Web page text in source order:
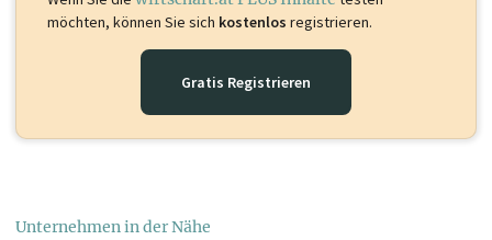
möchten, können Sie sich kostenlos registrieren.
Gratis Registrieren
Unternehmen in der Nähe